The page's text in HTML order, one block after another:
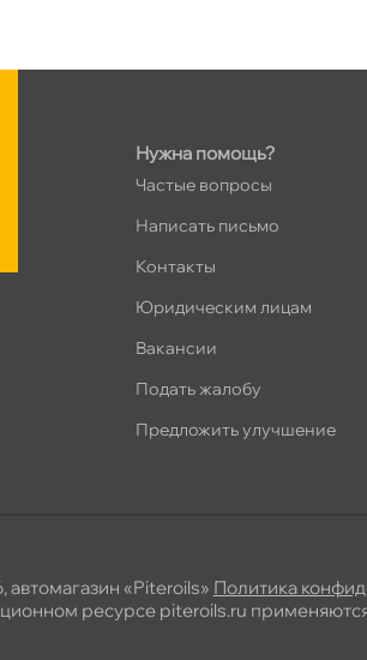
Нужна помощь?
Частые вопросы
Написать письмо
Контакты
Юридическим лицам
акансии
Подать жалобу
Предложить улучшение
автомагазин «Piteroils» Политика
ресурсе piteroils.ru